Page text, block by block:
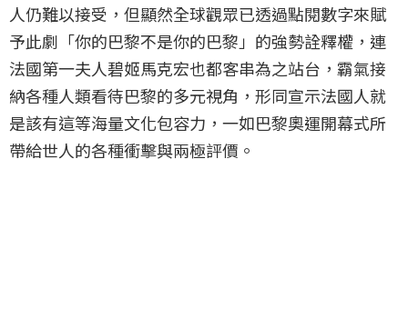
人仍難以接受，但顯然全球觀眾已透過點閱數字來賦
予此劇「你的巴黎不是你的巴黎」的強勢詮釋權，連
法國第一夫人碧姬馬克宏也都客串為之站台，霸氣接
納各種人類看待巴黎的多元視角，形同宣示法國人就
是該有這等海量文化包容力，一如巴黎奧運開幕式所
帶給世人的各種衝擊與兩極評價。